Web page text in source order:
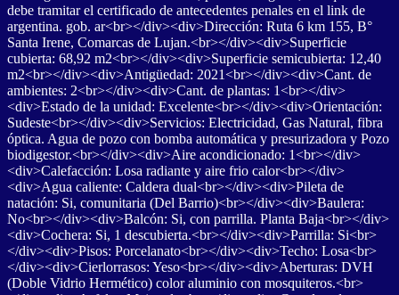
debe tramitar el certificado de antecedentes penales en el link de
argentina. gob. ar<br></div><div>Dirección: Ruta 6 km 155, B°
Santa Irene, Comarcas de Lujan.<br></div><div>Superficie
cubierta: 68,92 m2<br></div><div>Superficie semicubierta: 12,40
m2<br></div><div>Antigüedad: 2021<br></div><div>Cant. de
ambientes: 2<br></div><div>Cant. de plantas: 1<br></div>
<div>Estado de la unidad: Excelente<br></div><div>Orientación:
Sudeste<br></div><div>Servicios: Electricidad, Gas Natural, fibra
óptica. Agua de pozo con bomba automática y presurizadora y Pozo
biodigestor.<br></div><div>Aire acondicionado: 1<br></div>
<div>Calefacción: Losa radiante y aire frio calor<br></div>
<div>Agua caliente: Caldera dual<br></div><div>Pileta de
natación: Si, comunitaria (Del Barrio)<br></div><div>Baulera:
No<br></div><div>Balcón: Si, con parrilla. Planta Baja<br></div>
<div>Cochera: Si, 1 descubierta.<br></div><div>Parrilla: Si<br>
</div><div>Pisos: Porcelanato<br></div><div>Techo: Losa<br>
</div><div>Cierlorrasos: Yeso<br></div><div>Aberturas: DVH
(Doble Vidrio Hermético) color aluminio con mosquiteros.<br>